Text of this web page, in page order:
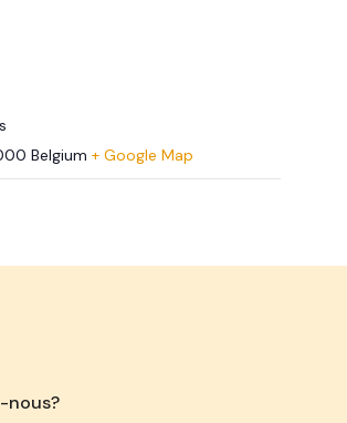
Belgium + Google Map
nous?